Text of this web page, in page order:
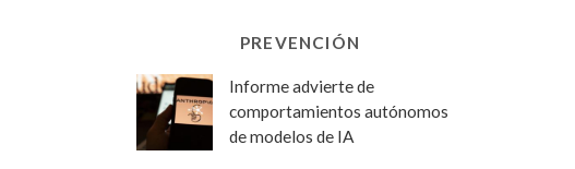
PREVENCIÓN
Informe advierte de
comportamientos autónomos
de modelos de IA